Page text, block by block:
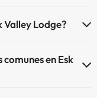
Valley Lodge?
en Esk